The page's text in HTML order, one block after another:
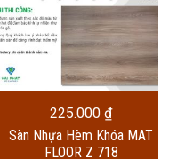
225.000 ₫
Sàn Nhựa Hèm Khóa MAT
FLOOR Z 718